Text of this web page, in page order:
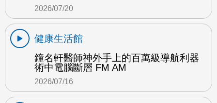
2026/07/20
健康生活館
鐘名軒醫師神外手上的百萬級導航利器
術中電腦斷層 FM AM
2026/07/16